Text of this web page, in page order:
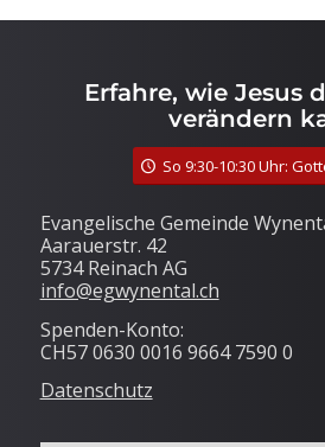
Erfahre, wie Jesus
verändern
So 9:30-10:30 Uhr:
Evangelische Gemeinde
Aarauerstr. 42
5734 Reinach AG
info@egwynental.ch
Spenden-Konto:
CH57 0630 0016 9664 7590 0
Datenschutz